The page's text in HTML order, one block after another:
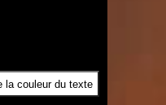
de la couleur du texte